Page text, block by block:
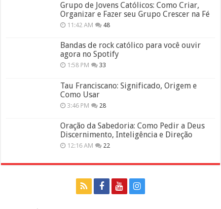
Grupo de Jovens Católicos: Como Criar,
Organizar e Fazer seu Grupo Crescer na Fé
11:42 AM 48
Bandas de rock católico para você ouvir
agora no Spotify
1:58 PM 33
Tau Franciscano: Significado, Origem e
Como Usar
3:46 PM 28
Oração da Sabedoria: Como Pedir a Deus
Discernimento, Inteligência e Direção
12:16 AM 22